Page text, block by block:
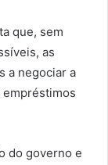
que, sem
as
a negociar a
do governo e